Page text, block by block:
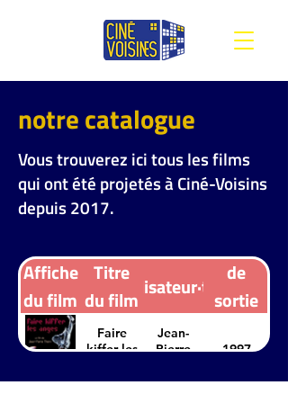
notre catalogue
Vous trouverez ici tous les films
qui ont été projetés à Ciné-Voisins
depuis 2017.
Affiche
du film
Titre
du filmRéalisateur·tricede
sortie
Faire
kiffer les
Jean-
Pierre
1997